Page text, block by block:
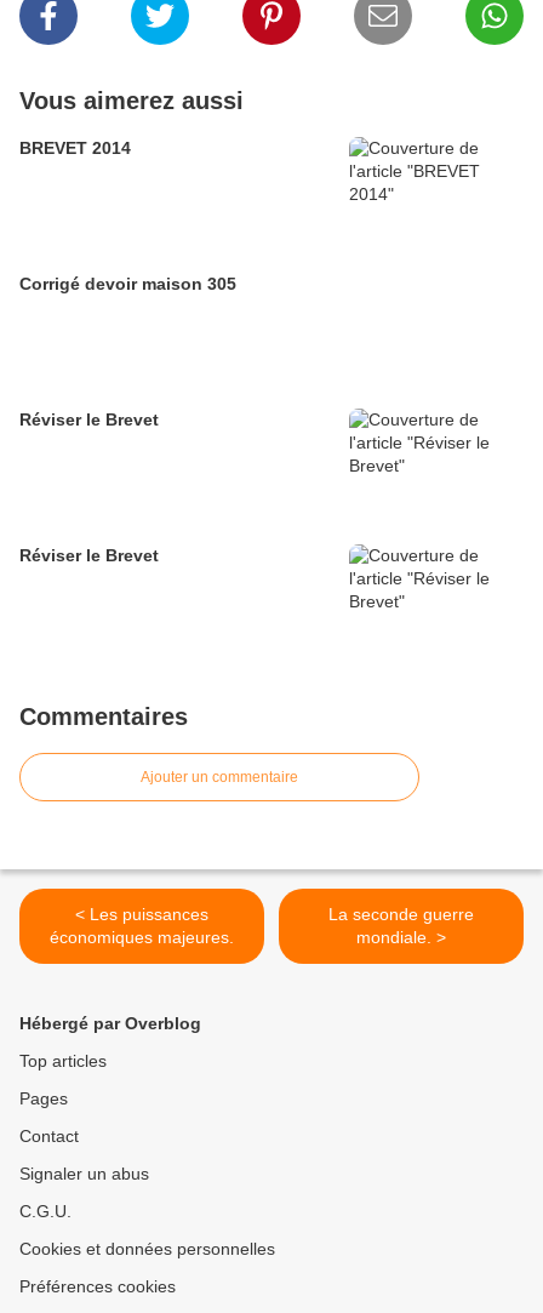
Vous aimerez aussi
BREVET 2014
Corrigé devoir maison 305
Réviser le Brevet
Réviser le Brevet
Commentaires
Ajouter un commentaire
< Les puissances
économiques majeures.
La seconde guerre
mondiale. >
Hébergé par Overblog
Top articles
Pages
Contact
Signaler un abus
C.G.U.
Cookies et données personnelles
Préférences cookies